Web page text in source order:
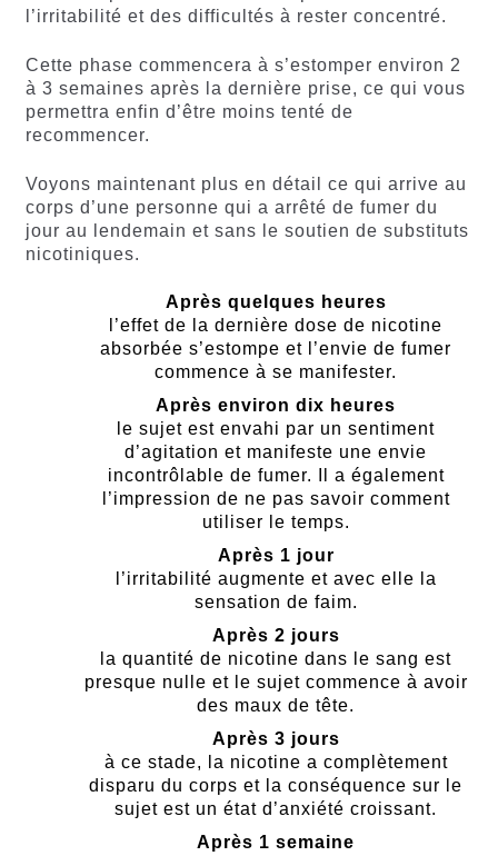
l’irritabilité et des difficultés à rester concentré.
Cette phase commencera à s’estomper environ 2
à 3 semaines après la dernière prise, ce qui vous
permettra enfin d’être moins tenté de
recommencer.
Voyons maintenant plus en détail ce qui arrive au
corps d’une personne qui a arrêté de fumer du
jour au lendemain et sans le soutien de substituts
nicotiniques.
Après quelques heures
l’effet de la dernière dose de nicotine
absorbée s’estompe et l’envie de fumer
commence à se manifester.
Après environ dix heures
le sujet est envahi par un sentiment
d’agitation et manifeste une envie
incontrôlable de fumer. Il a également
l’impression de ne pas savoir comment
utiliser le temps.
Après 1 jour
l’irritabilité augmente et avec elle la
sensation de faim.
Après 2 jours
la quantité de nicotine dans le sang est
presque nulle et le sujet commence à avoir
des maux de tête.
Après 3 jours
à ce stade, la nicotine a complètement
disparu du corps et la conséquence sur le
sujet est un état d’anxiété croissant.
Après 1 semaine